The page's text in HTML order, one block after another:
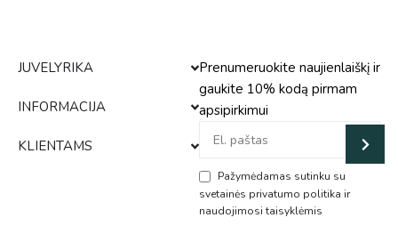
JUVELYRIKA
INFORMACIJA
KLIENTAMS
Prenumeruokite naujienlaiškį ir
gaukite 10% kodą pirmam
apsipirkimui
Pažymėdamas sutinku su
svetainės privatumo politika ir
naudojimosi taisyklėmis